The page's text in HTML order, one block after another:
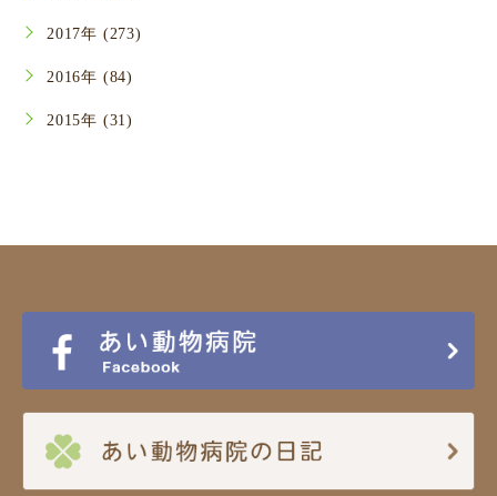
2017年 (273)
2016年 (84)
2015年 (31)